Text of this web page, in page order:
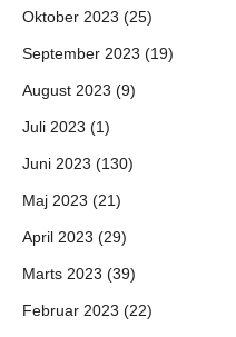
Oktober 2023 (25)
September 2023 (19)
August 2023 (9)
Juli 2023 (1)
Juni 2023 (130)
Maj 2023 (21)
April 2023 (29)
Marts 2023 (39)
Februar 2023 (22)